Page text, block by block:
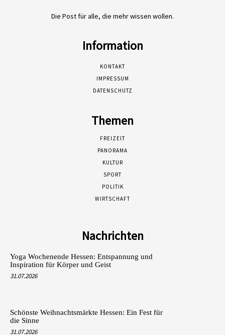
Die Post für alle, die mehr wissen wollen.
Information
KONTAKT
IMPRESSUM
DATENSCHUTZ
Themen
FREIZEIT
PANORAMA
KULTUR
SPORT
POLITIK
WIRTSCHAFT
Nachrichten
Yoga Wochenende Hessen: Entspannung und
Inspiration für Körper und Geist
31.07.2026
Schönste Weihnachtsmärkte Hessen: Ein Fest für
die Sinne
31.07.2026